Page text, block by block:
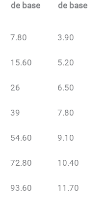
de base
de base
7.80 3.90
15.60 5.20
26 6.50
39 7.80
54.60 9.10
72.80 10.40
93.60 11.70